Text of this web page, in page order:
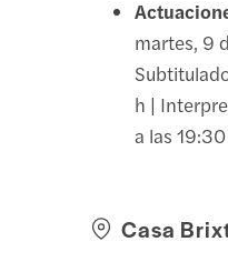
martes, 9
h |
a las
Casa